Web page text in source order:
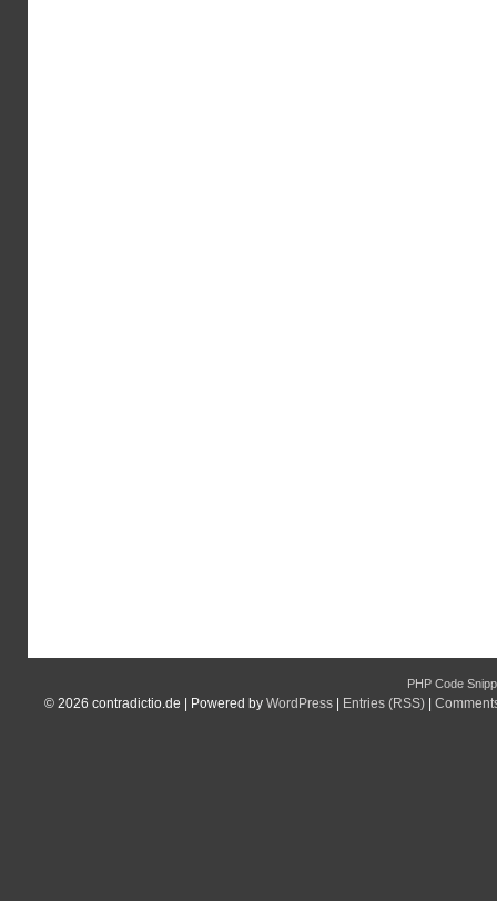
PHP Code
© 2026 contradictio.de | Powered by WordPress | Entries (RSS) |